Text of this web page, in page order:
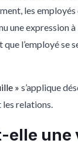
les
une expression
l’employé se
» s’applique
relations.
elle une